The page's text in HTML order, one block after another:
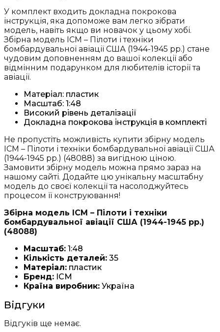
У комплект входить докладна покрокова
інструкція, яка допоможе вам легко зібрати
модель, навіть якщо ви новачок у цьому хобі.
Збірна модель ICM – Пілоти і техніки
бомбардувальної авіації США (1944-1945 рр.) стане
чудовим доповненням до вашої колекції або
відмінним подарунком для любителів історії та
авіації.
Матеріал: пластик
Масштаб: 1:48
Високий рівень деталізації
Докладна покрокова інструкція в комплекті
Не пропустіть можливість купити збірну модель
ICM – Пілоти і техніки бомбардувальної авіації США
(1944-1945 рр.) (48088) за вигідною ціною.
Замовити збірну модель можна прямо зараз на
нашому сайті. Додайте цю унікальну масштабну
модель до своєї колекції та насолоджуйтесь
процесом її конструювання!
Збірна модель ICM – Пілоти і техніки
бомбардувальної авіації США (1944-1945 рр.)
(48088)
Масштаб: 1:48
Кількість деталей: 35
Матеріал: пластик
Бренд: ICM
Країна виробник: Україна
Відгуки
Відгуків ще немає.